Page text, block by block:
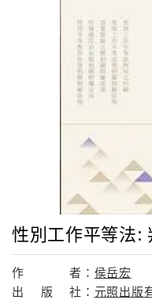
性別工作平等法:
作 者： 侯岳宏
出
版 社： 元照出版